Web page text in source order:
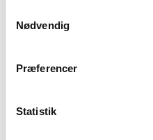
Nødvendig
Præferencer
Statistik